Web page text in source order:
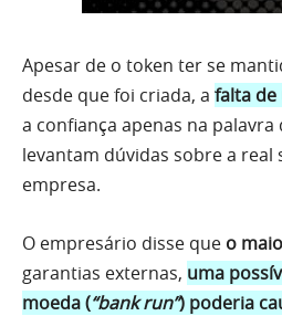
Apesar de o token ter se
desde que foi criada, a falta
a confiança apenas na
levantam dúvidas sobre a real
empresa.
O empresário disse que o
garantias externas, uma
moeda (“bank run”) poderia